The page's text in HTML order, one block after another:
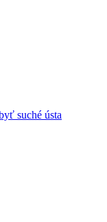
suché ústa